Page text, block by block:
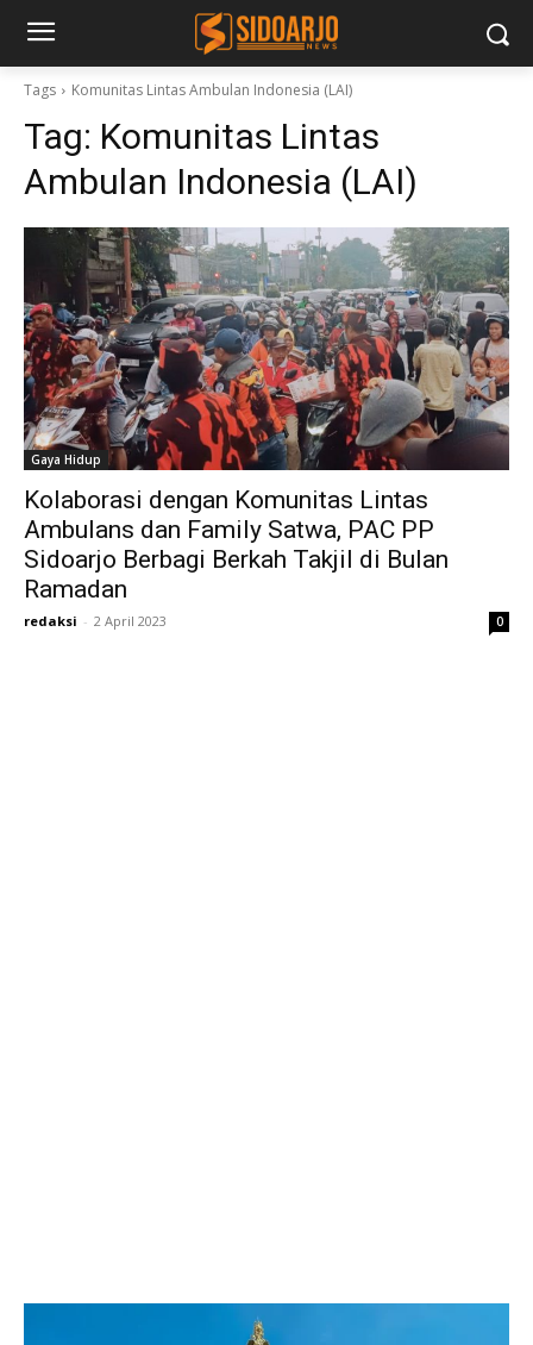
Tags Komunitas Lintas Ambulan Indonesia (LAI)
Tag: Komunitas Lintas
Ambulan Indonesia (LAI)
Gaya Hidup
Kolaborasi dengan Komunitas Lintas
Ambulans dan Family Satwa, PAC PP
Sidoarjo Berbagi Berkah Takjil di Bulan
Ramadan
redaksi - 2 April 2023 0